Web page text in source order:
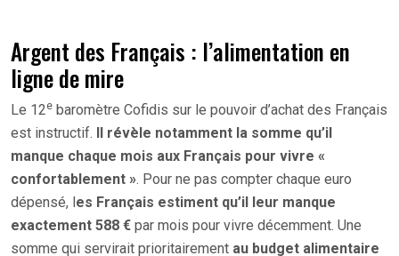
Argent des Français : l’alimentation en
ligne de mire
Le 12e baromètre Cofidis sur le pouvoir d’achat des Français
est instructif. Il révèle notamment la somme qu’il
manque chaque mois aux Français pour vivre «
confortablement ». Pour ne pas compter chaque euro
dépensé, les Français estiment qu’il leur manque
exactement 588 € par mois pour vivre décemment. Une
somme qui servirait prioritairement au budget alimentaire